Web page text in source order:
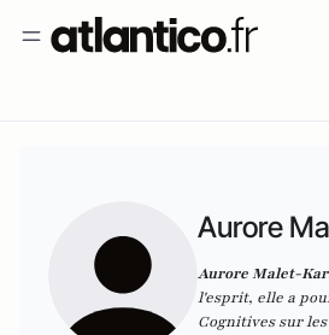
Aurore
Aurore Malet-
l'esprit, elle a
Cognitives sur